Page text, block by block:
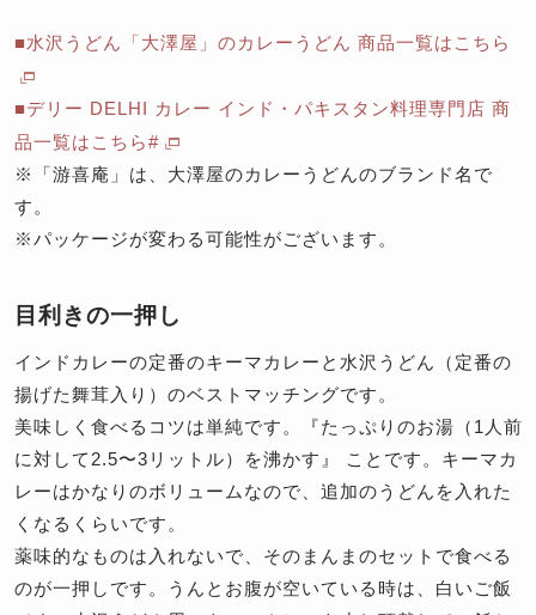
■水沢うどん「大澤屋」のカレーうどん 商品一覧はこちら
■デリー DELHI カレー インド・パキスタン料理専門店 商
品一覧はこちら#
※「游喜庵」は、大澤屋のカレーうどんのブランド名で
す。
※パッケージが変わる可能性がございます。
目利きの一押し
インドカレーの定番のキーマカレーと水沢うどん（定番の
揚げた舞茸入り）のベストマッチングです。
美味しく食べるコツは単純です。『たっぷりのお湯（1人前
に対して2.5〜3リットル）を沸かす』 ことです。キーマカ
レーはかなりのボリュームなので、追加のうどんを入れた
くなるくらいです。
薬味的なものは入れないで、そのまんまのセットで食べる
のが一押しです。うんとお腹が空いている時は、白いご飯